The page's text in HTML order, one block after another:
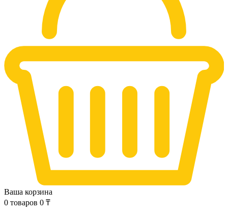
Ваша корзина
0 товаров 0 ₸